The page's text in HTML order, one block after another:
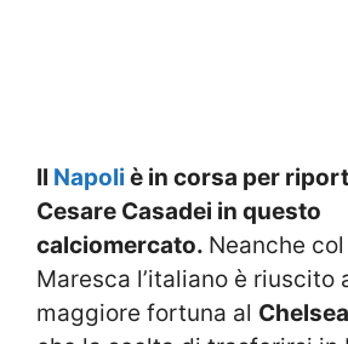
Il Napoli è in corsa per
Cesare Casadei in questo
calciomercato. Neanche
Maresca l’italiano è riuscito
maggiore fortuna al Chelsea